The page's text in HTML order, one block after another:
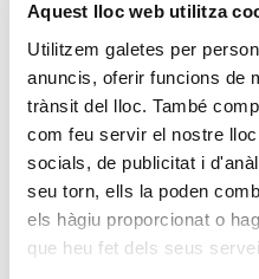
Aquest lloc web utilitza
Utilitzem galetes per
anuncis, oferir funcions de
trànsit del lloc. També
com feu servir el nostre
socials, de publicitat i
seu torn, ells la poden
els hàgiu proporcionat o
que heu fet dels seus
recorregut «suau, familiar,
repertori que s’ha tocat
l’ONCA». En aquest sentit,
coneixen el projecte de la
reviure molts dels
s’hauran pogut fer «una
concepte», ja que ha
orquestra, és un conjunt
Coll, ha manifestat que en